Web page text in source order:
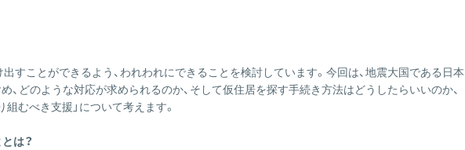
すことができるよう、われわれにできることを検討しています。今回は、地震大国である日本
どのような対応が求められるのか、そして仮住居を探す手続き方法はどうしたらいいのか、
むべき支援」について考えます。
は？